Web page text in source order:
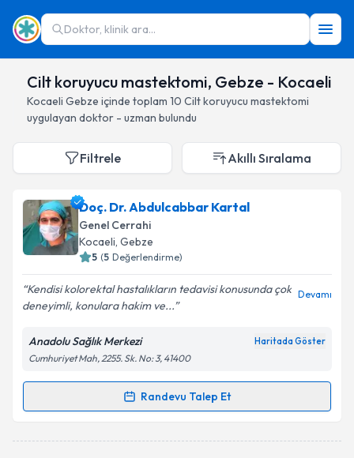
Doktor, klinik ara...
Cilt koruyucu mastektomi, Gebze - Kocaeli
Kocaeli Gebze içinde toplam 10 Cilt koruyucu mastektomi
uygulayan doktor - uzman bulundu
Filtrele Akıllı Sıralama
Doç. Dr. Abdulcabbar Kartal
Genel Cerrahi
Kocaeli, Gebze
5 (5 Değerlendirme)
Kendisi kolorektal hastalıkların tedavisi konusunda çok
deneyimli, konulara hakim ve...
Devamı
Anadolu Sağlık Merkezi Haritada Göster
Cumhuriyet Mah, 2255. Sk. No: 3, 41400
Randevu Talep Et
Randevu Takvimi Talebi